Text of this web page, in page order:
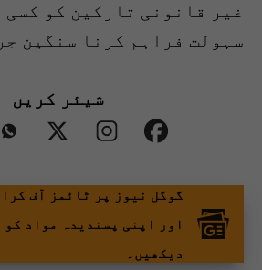
غیر قانونی تارکین کو کسی
سہولت فراہم کرنا سنگین
شیئر کریں
گوگل نیوز پر ٹائمز آف
اور اپنی پسندیدہ مواد
دیکھیں۔